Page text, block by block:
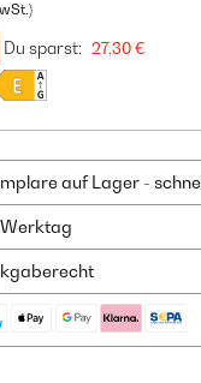
Du sparst: 27,30 €
auf Lager -
Werktag